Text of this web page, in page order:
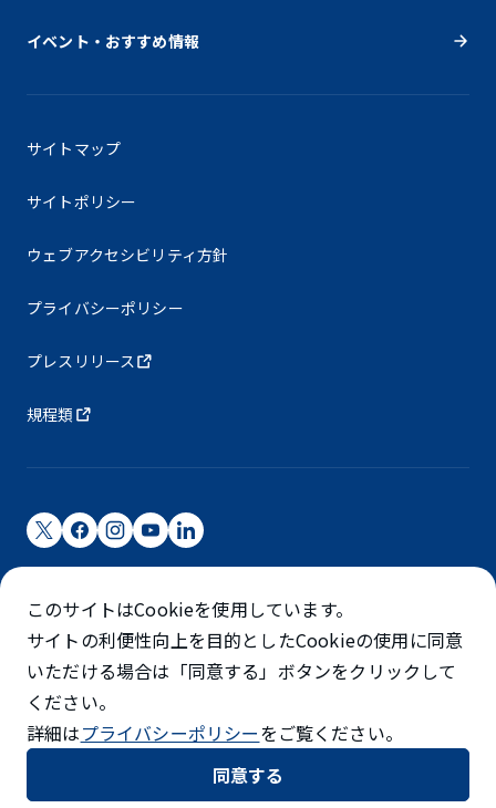
イベント・おすすめ情報
サイトマップ
サイトポリシー
ウェブアクセシビリティ方針
プライバシーポリシー
プレスリリース
規程類
成田国際空港株式会社
成田国際空港は成田国際空港㈱（NAA）が運営しています
©NARITA INTERNATIONAL AIRPORT CORPORATION
SKYTRAX
5スターエアポート
このサイトはCookieを使用しています。
サイトの利便性向上を目的としたCookieの使用に同意
いただける場合は「同意する」ボタンをクリックして
ください。
詳細はプライバシーポリシーをご覧ください。
同意する